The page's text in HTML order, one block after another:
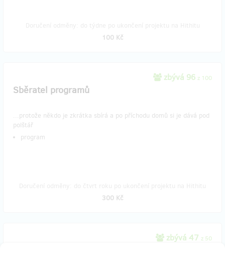
100 Kč
zbývá 96 z 100
Sběratel programů
...protože někdo je zkrátka sbírá a po příchodu domů si je dává pod
polštář
program
300 Kč
zbývá 47 z 50